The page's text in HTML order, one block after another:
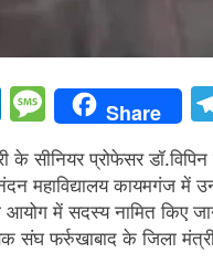
LinkedIn
Message
Share
सीनियर प्रोफेसर
महाविद्यालय कायमगंज में
में सदस्य नामित किए
संघ फर्रुखाबाद के जिला